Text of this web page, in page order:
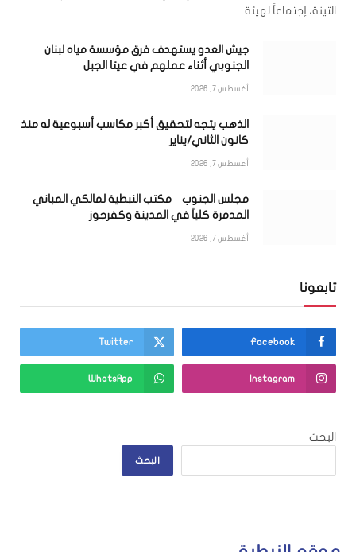
التينة، إجتماعاً لهيئة…
جيش العدو يستهدف فرق مؤسسة مياه لبنان
الجنوبي أثناء عملهم في عيتا الجبل
أغسطس 7, 2026
الذهب يتجه لتحقيق أكبر مكاسب أسبوعية له منذ
كانون الثاني/يناير
أغسطس 7, 2026
مجلس الجنوب – مكتب النبطية لمالكي المباني
المدمرة كلياً في المدينة وكفرجوز
أغسطس 7, 2026
تابعونا
Facebook
Twitter
Instagram
WhatsApp
البحث
البحث